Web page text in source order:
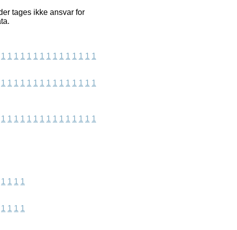
tages ikke ansvar for
1 1 1 1 1 1 1 1 1 1 1 1 1 1 1
1 1 1 1 1 1 1 1 1 1 1 1 1 1 1
1 1 1 1 1 1 1 1 1 1 1 1 1 1 1
1 1 1 1
1 1 1 1